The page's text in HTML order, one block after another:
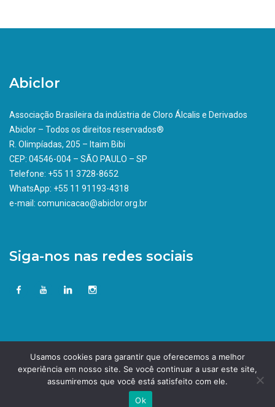
Abiclor
Associação Brasileira da indústria de Cloro Álcalis e Derivados
Abiclor – Todos os direitos reservados®
R. Olimpíadas, 205 – Itaim Bibi
CEP: 04546-004 – SÃO PAULO – SP
Telefone: +55 11 3728-8652
WhatsApp: +55 11 91193-4318
e-mail: comunicacao@abiclor.org.br
Siga-nos nas redes sociais
Usamos cookies para garantir que oferecemos a melhor
experiência em nosso site. Se você continuar a usar este site,
assumiremos que você está satisfeito com ele.
Ok